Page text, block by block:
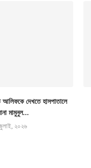
আলিফকে দেখতে হাসপাতালে
মামুনুল...
২০২৬